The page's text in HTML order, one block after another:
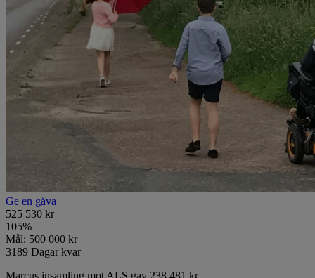
Ge en gåva
525 530 kr
105%
Mål: 500 000 kr
3189 Dagar kvar